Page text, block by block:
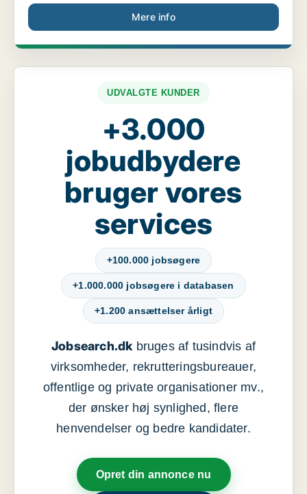
Mere info
UDVALGTE KUNDER
+3.000
jobudbydere
bruger vores
services
+100.000 jobsøgere
+1.000.000 jobsøgere i databasen
+1.200 ansættelser årligt
Jobsearch.dkbruges af tusindvis af
virksomheder, rekrutteringsbureauer,
offentlige og private organisationer mv.,
der ønsker høj synlighed, flere
henvendelser og bedre kandidater.
Opret din annonce nu